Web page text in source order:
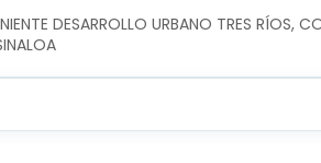
DESARROLLO URBANO TRES RÍOS,